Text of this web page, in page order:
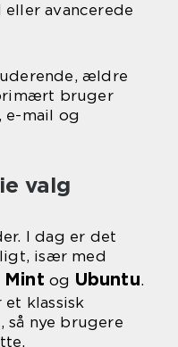
avancerede
ældre
bruger
e-mail og
valg
I dag er det
især med
Mint og Ubuntu.
et klassisk
så nye brugere